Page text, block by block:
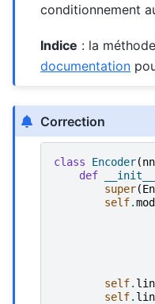
conditionnement
Indice : la méthode
documentation
Correction
class Encoder(nn
def
__init__
super(
self.
self.
self.